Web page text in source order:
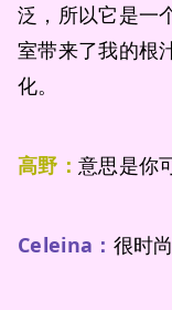
泛，所以它是一
室带来了我的根
化。
高野： 意思是你
Celeina： 很时尚